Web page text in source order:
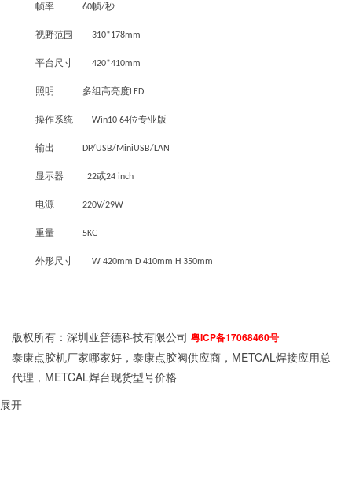
帧率 60帧/秒
视野范围 310*178mm
平台尺寸 420*410mm
照明 多组高亮度LED
操作系统 Win10 64位专业版
输出 DP/USB/MiniUSB/LAN
显示器 22或24 inch
电源 220V/29W
重量 5KG
外形尺寸 W 420mm D 410mm H 350mm
版权所有：深圳亚普德科技有限公司 粤ICP备17068460号
泰康点胶机厂家哪家好，泰康点胶阀供应商，METCAL焊接应用总
代理，METCAL焊台现货型号价格
展开